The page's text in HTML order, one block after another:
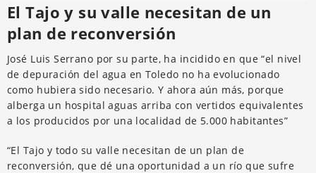
El Tajo y su valle necesitan de un
plan de reconversión
José Luis Serrano por su parte, ha incidido en que “el nivel
de depuración del agua en Toledo no ha evolucionado
como hubiera sido necesario. Y ahora aún más, porque
alberga un hospital aguas arriba con vertidos equivalentes
a los producidos por una localidad de 5.000 habitantes”
“El Tajo y todo su valle necesitan de un plan de
reconversión, que dé una oportunidad a un río que sufre